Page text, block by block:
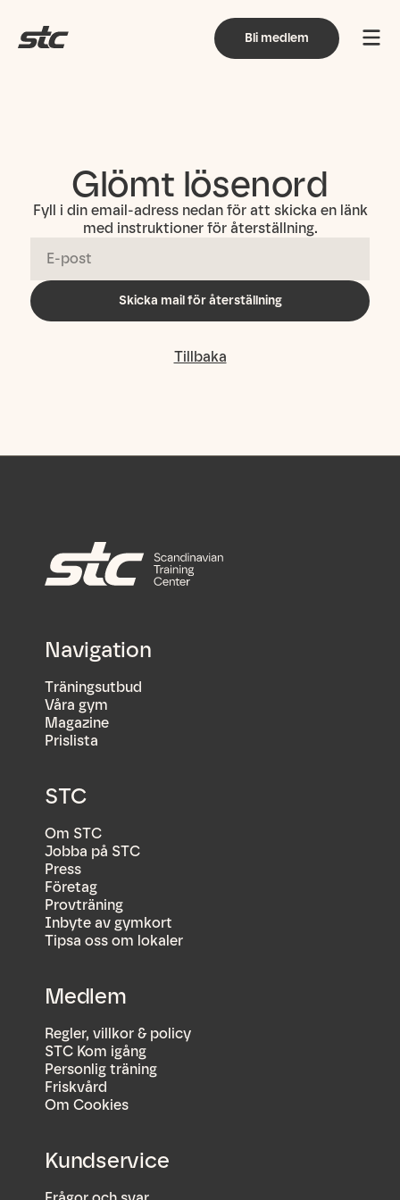
Bli medlem
Glömt lösenord
Fyll i din email-adress nedan för att skicka en länk
med instruktioner för återställning.
Skicka mail för återställning
Tillbaka
Navigation
Träningsutbud
Våra gym
Magazine
Prislista
STC
Om STC
Jobba på STC
Press
Företag
Provträning
Inbyte av gymkort
Tipsa oss om lokaler
Medlem
Regler, villkor & policy
STC Kom igång
Personlig träning
Friskvård
Om Cookies
Kundservice